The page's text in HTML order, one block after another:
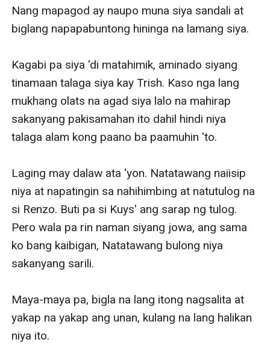
Nang mapagod ay naupo muna siya sandali at
biglang napapabuntong hininga na lamang siya.
Kagabi pa siya 'di matahimik, aminado siyang
tinamaan talaga siya kay Trish. Kaso nga lang
mukhang olats na agad siya lalo na mahirap
sakanyang pakisamahan ito dahil hindi niya
talaga alam kong paano ba paamuhin 'to.
Laging may dalaw ata 'yon. Natatawang naiisip
niya at napatingin sa nahihimbing at natutulog na
si Renzo. Buti pa si Kuys' ang sarap ng tulog.
Pero wala pa rin naman siyang jowa, ang sama
ko bang kaibigan, Natatawang bulong niya
sakanyang sarili.
Maya-maya pa, bigla na lang itong nagsalita at
yakap na yakap ang unan, kulang na lang halikan
niya ito.